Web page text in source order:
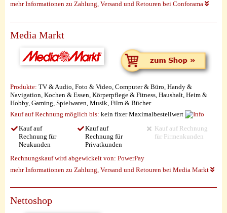
mehr Informationen zu Zahlung, Versand und Retouren bei Conforama
Media Markt
Produkte: TV & Audio, Foto & Video, Computer & Büro, Handy &
Navigation, Kochen & Essen, Körperpflege & Fitness, Haushalt, Heim &
Hobby, Gaming, Spielwaren, Musik, Film & Bücher
Kauf auf Rechnung möglich bis: kein fixer Maximalbestellwert
Kauf auf
Rechnung für
Neukunden
Kauf auf
Rechnung für
Privatkunden
Kauf auf Rechnung
für Firmenkunden
Rechnungskauf wird abgewickelt von: PowerPay
mehr Informationen zu Zahlung, Versand und Retouren bei Media Markt
Nettoshop